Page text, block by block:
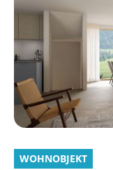
WOHNOBJEKT